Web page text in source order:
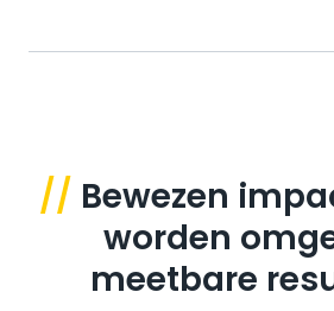
// Bewezen
worden
meetbare